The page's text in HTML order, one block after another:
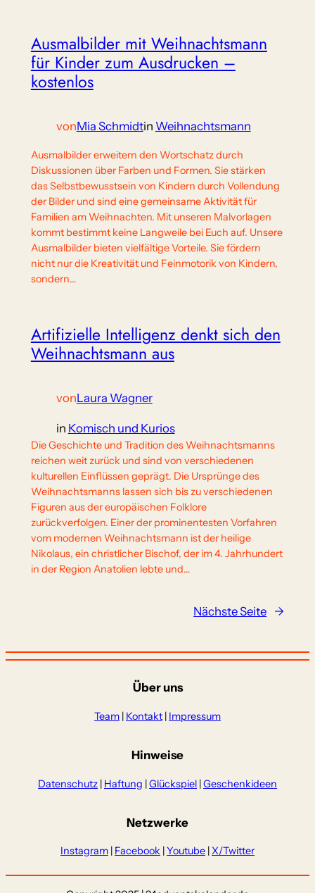
Ausmalbilder mit Weihnachtsmann
für Kinder zum Ausdrucken –
kostenlos
vonMia Schmidtin Weihnachtsmann
Ausmalbilder erweitern den Wortschatz durch
Diskussionen über Farben und Formen. Sie stärken
das Selbstbewusstsein von Kindern durch Vollendung
der Bilder und sind eine gemeinsame Aktivität für
Familien am Weihnachten. Mit unseren Malvorlagen
kommt bestimmt keine Langweile bei Euch auf. Unsere
Ausmalbilder bieten vielfältige Vorteile. Sie fördern
nicht nur die Kreativität und Feinmotorik von Kindern,
sondern…
Artifizielle Intelligenz denkt sich den
Weihnachtsmann aus
vonLaura Wagner
in Komisch und Kurios
Die Geschichte und Tradition des Weihnachtsmanns
reichen weit zurück und sind von verschiedenen
kulturellen Einflüssen geprägt. Die Ursprünge des
Weihnachtsmanns lassen sich bis zu verschiedenen
Figuren aus der europäischen Folklore
zurückverfolgen. Einer der prominentesten Vorfahren
vom modernen Weihnachtsmann ist der heilige
Nikolaus, ein christlicher Bischof, der im 4. Jahrhundert
in der Region Anatolien lebte und…
Nächste Seite →
Über uns
Team | Kontakt | Impressum
Hinweise
Datenschutz | Haftung |Glückspiel |Geschenkideen
Netzwerke
Instagram Facebook Youtube X/Twitter